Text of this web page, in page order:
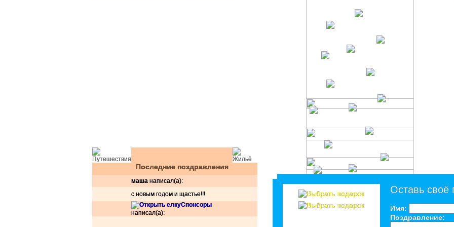
Последние поздравления
маша написал(а):
с новым годом и щастье!!!
Спонсоры
написал(а):
Оставь своё
Имя:
Поздравление: